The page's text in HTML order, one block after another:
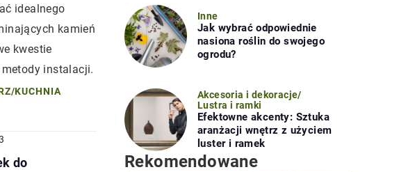
idealnego
kamień
kwestie
instalacji.
/KUCHNIA
do
Inne
Jak wybrać odpowiednie
nasiona roślin do swojego
ogrodu?
Akcesoria i dekoracje/
Lustra i ramki
Efektowne akcenty: Sztuka
aranżacji wnętrz z użyciem
luster i ramek
Rekomendowane